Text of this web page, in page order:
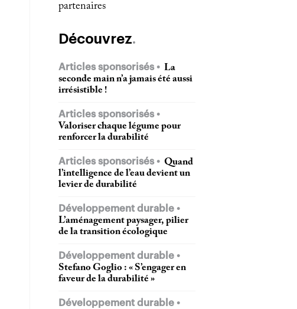
partenaires
Découvrez
Articles sponsorisés
La
seconde main n’a jamais été aussi
irrésistible !
Articles sponsorisés
Valoriser chaque légume pour
renforcer la durabilité
Articles sponsorisés
Quand
l’intelligence de l’eau devient un
levier de durabilité
Développement durable
L’aménagement paysager, pilier
de la transition écologique
Développement durable
Stefano Goglio : « S’engager en
faveur de la durabilité »
Développement durable